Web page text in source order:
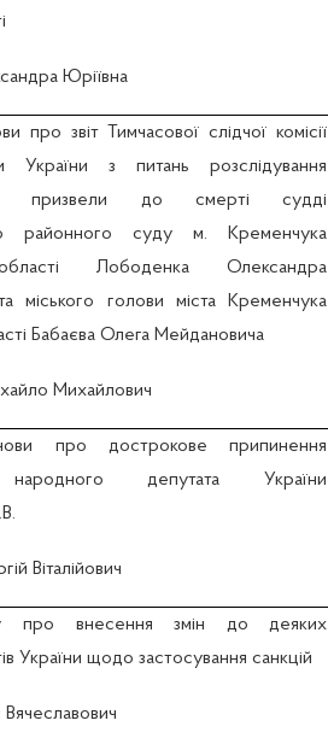
Юріївна
про звіт Тимчасової слідчої комісії
України з питань розслідування
призвели до смерті судді
районного суду м. Кременчука
області Лободенка Олександра
міського голови міста Кременчука
Бабаєва Олега Мейдановича
Михайлович
про дострокове припинення
народного депутата України
Віталійович
про внесення змін до деяких
України щодо застосування санкцій